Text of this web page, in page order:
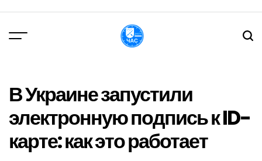
вмісту
В Украине запустили
электронную подпись к ID-
карте: как это работает